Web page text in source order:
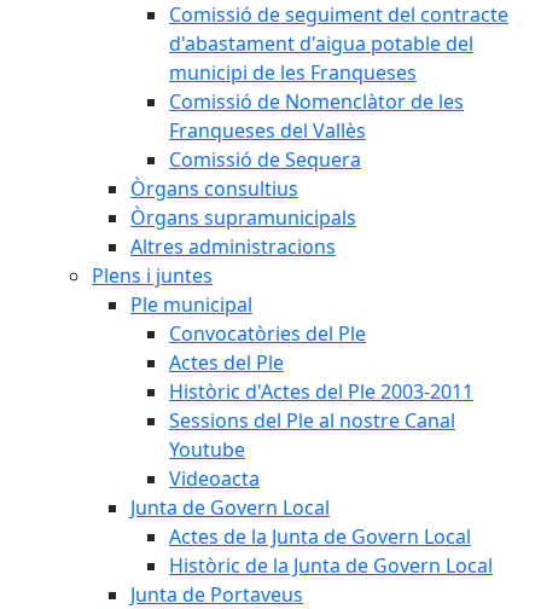
Comissió de seguiment del contracte
d'abastament d'aigua potable del
municipi de les Franqueses
Comissió de Nomenclàtor de les
Franqueses del Vallès
Comissió de Sequera
Òrgans consultius
Òrgans supramunicipals
Altres administracions
Plens i juntes
Ple municipal
Convocatòries del Ple
Actes del Ple
Històric d'Actes del Ple 2003-2011
Sessions del Ple al nostre Canal
Youtube
Videoacta
Junta de Govern Local
Actes de la Junta de Govern Local
Històric de la Junta de Govern Local
Junta de Portaveus